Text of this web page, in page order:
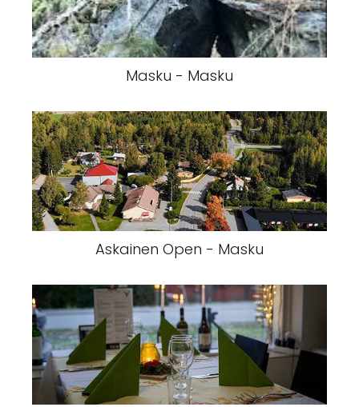
Masku - Masku
Askainen Open - Masku